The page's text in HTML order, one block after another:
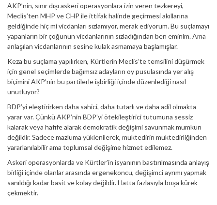
AKP’nin, sınır dışı askeri operasyonlara izin veren tezkereyi,
Meclis’ten MHP ve CHP ile ittifak halinde geçirmesi akıllarına
geldiğinde hiç mi vicdanları sızlamıyor, merak ediyorum. Bu suçlamayı
yapanların bir çoğunun vicdanlarının sızladığından ben eminim. Ama
anlaşılan vicdanlarının sesine kulak asmamaya başlamışlar.
Keza bu suçlama yapılırken, Kürtlerin Meclis’te temsilini düşürmek
için genel seçimlerde bağımsız adayların oy pusulasında yer alış
biçimini AKP’nin bu partilerle işbirliği içinde düzenlediği nasıl
unutluyor?
BDP’yi eleştirirken daha sahici, daha tutarlı ve daha adil olmakta
yarar var. Çünkü AKP’nin BDP’yi ötekileştirici tutumuna sessiz
kalarak veya hafife alarak demokratik değişimi savunmak mümkün
değildir. Sadece mazluma yüklenilerek, muktedirin muktedirliğinden
yararlanılabilir ama toplumsal değişime hizmet edilemez.
Askeri operasyonlarda ve Kürtler’in isyanının bastırılmasında anlayış
birliği içinde olanlar arasında ergenekoncu, değişimci ayrımı yapmak
sanıldığı kadar basit ve kolay değildir. Hatta fazlasıyla boşa kürek
çekmektir.